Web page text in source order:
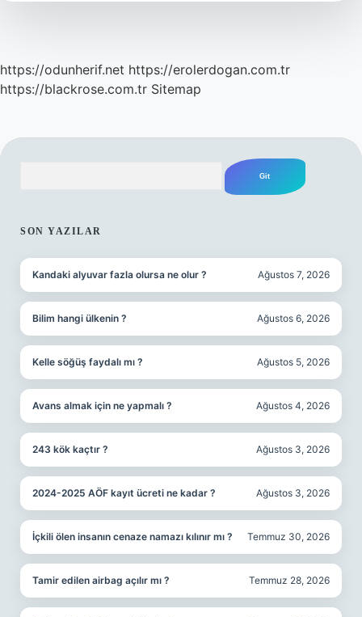
https://odunherif.net https://erolerdogan.com.tr
https://blackrose.com.tr Sitemap
SON YAZILAR
Kandaki alyuvar fazla olursa ne olur ? Ağustos 7, 2026
Bilim hangi ülkenin ? Ağustos 6, 2026
Kelle söğüş faydalı mı ? Ağustos 5, 2026
Avans almak için ne yapmalı ? Ağustos 4, 2026
243 kök kaçtır ? Ağustos 3, 2026
2024-2025 AÖF kayıt ücreti ne kadar ? Ağustos 3, 2026
İçkili ölen insanın cenaze namazı kılınır mı ? Temmuz 30, 2026
Tamir edilen airbag açılır mı ? Temmuz 28, 2026